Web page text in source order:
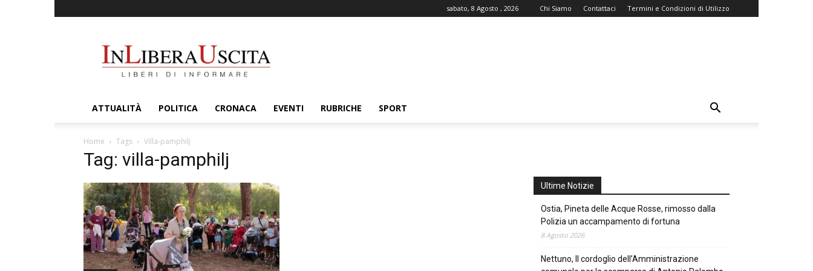
sabato, 8 Agosto , 2026 Chi Siamo Contattaci Termini e Condizioni di Utilizzo
ATTUALITÀ POLITICA CRONACA EVENTI RUBRICHE SPORT
Home Tags Villa-pamphilj
Tag: villa-pamphilj
Ultime Notizie
Ostia, Pineta delle Acque Rosse, rimosso dalla
Polizia un accampamento di fortuna
8 Agosto 2026
Nettuno, Il cordoglio dell’Amministrazione